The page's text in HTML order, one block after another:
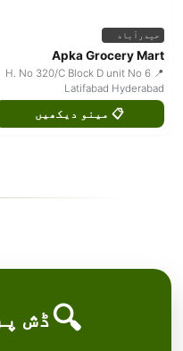
حیدرآباد
Apka Grocery Mart
📍 H. No 320/C Block D unit No 6
Latifabad Hyderabad
📋 مینو دیکھیں
🔍ڈش